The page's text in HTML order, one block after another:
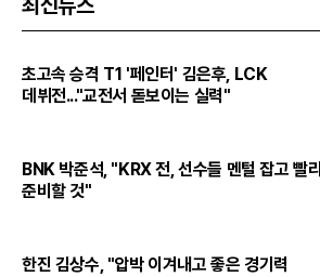
초고속 승격 T1 '페인터' 김은후, LCK
데뷔전..."교전서 돋보이는 실력"
BNK 박준석, "KRX 전, 선수들 멘털 잡고 빨리
준비할 것"
한진 김상수, "압박 이겨내고 좋은 경기력